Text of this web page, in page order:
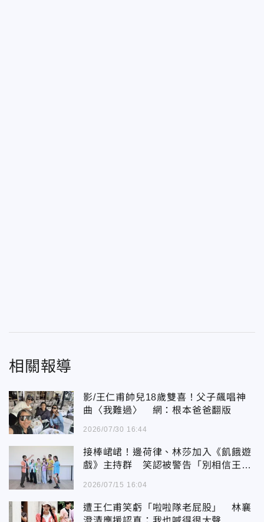
相關報導
影/王仁甫帥兒18歲雙喜！父子飆唱神
曲〈我難過〉 網：根本爸爸翻版
2026/07/30 16:44
接棒峮峮！邊荷律、林莎加入《飢餓遊
戲》主持群 笑認被警告「別相信王仁
2026/07/15 16:04
遭王仁甫笑虧「啦啦隊老屁股」 林襄